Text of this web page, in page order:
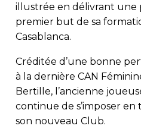
illustrée en délivrant une
premier but de sa
Casablanca.
Créditée d’une bonne
à la dernière CAN
Bertille, l’ancienne
continue de s’imposer
son nouveau Club.